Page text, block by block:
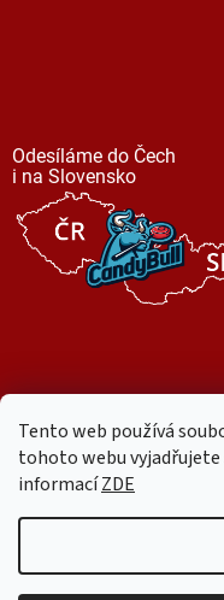
Tento web používá
tohoto webu vyjadřujete
informacíZDE
Odesíláme do Čech
i na Slovensko
Copyright 2026Mr.